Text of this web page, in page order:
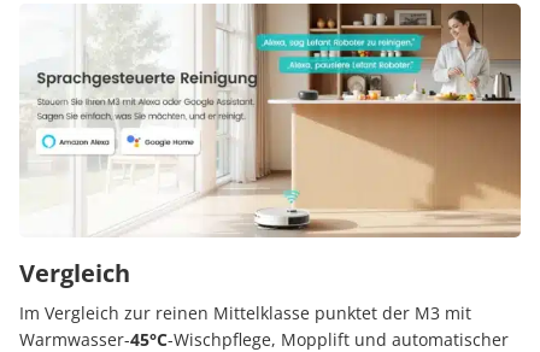
Vergleich
Im Vergleich zur reinen Mittelklasse punktet der M3 mit
Warmwasser-45°C-Wischpflege, Mopplift und automatischer